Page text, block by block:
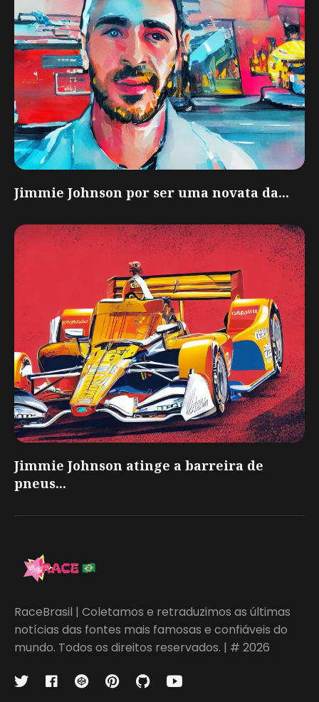
Jimmie Johnson por ser uma novata da...
Jimmie Johnson atinge a barreira de
pneus...
RaceBrasil | Coletamos e retraduzimos as últimas
notícias das fontes mais famosas e confiáveis do
mundo. Todos os direitos reservados. | # 2026